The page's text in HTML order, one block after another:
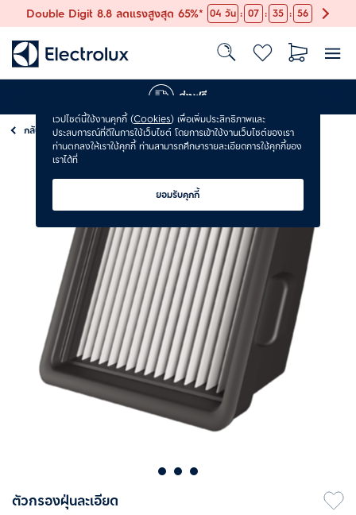
Double Digit 8.8 ลดแรงสูงสุด 65%* 04 วัน : 07 : 35 : 56
ส่งฟรี
กลับ อุปกรณ์เสริมและอะไหล่เครื่องดูดฝุ่น
ตัวกรองฝุ่นละเอียด
เวปไซต์นี้ใช้งานคุกกี้ (Cookies) เพื่อเพิ่มประสิทธิภาพและ
ประสบการณ์ที่ดีในการใช้เว็บไซต์ โดยการเข้าใช้งานเว็บไซต์ของเรา
ท่านตกลงให้เราใช้คุกกี้ ท่านสามารถศึกษารายละเอียดการใช้คุกกี้ของ
เราได้ที่
ยอมรับคุกกี้